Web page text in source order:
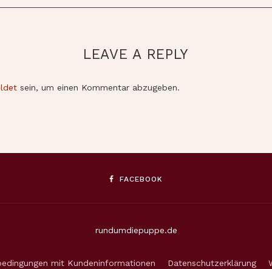
LEAVE A REPLY
sein, um einen Kommentar abzugeben.
FACEBOOK
rundumdiepuppe.de
mit Kundeninformationen Datenschutzerklärung